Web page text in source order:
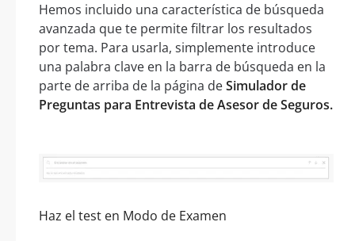
Hemos incluido una característica de búsqueda
avanzada que te permite filtrar los resultados
por tema. Para usarla, simplemente introduce
una palabra clave en la barra de búsqueda en la
parte de arriba de la página deSimulador de
Preguntas para Entrevista de Asesor de Seguros.
Haz el test en Modo de Examen